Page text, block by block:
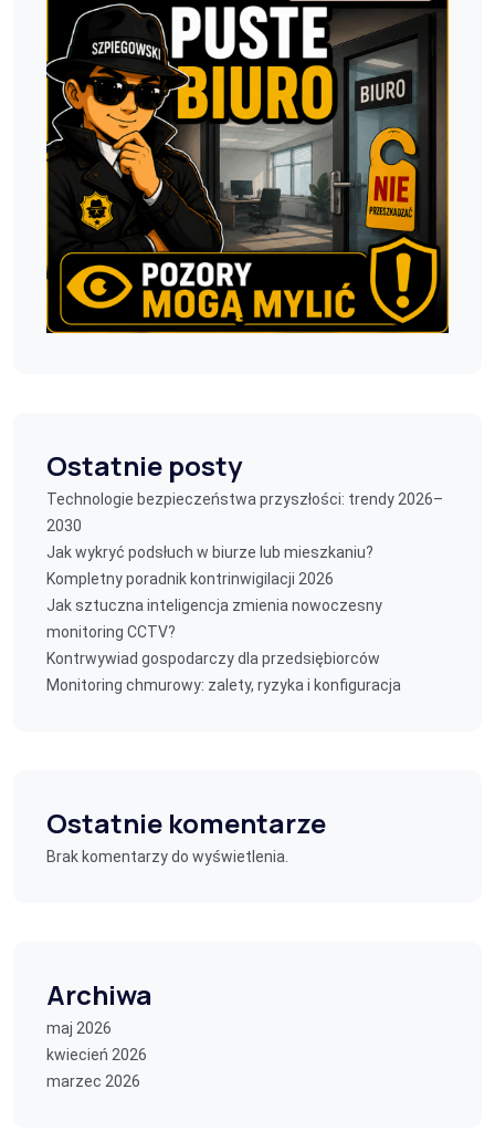
Ostatnie posty
Technologie bezpieczeństwa przyszłości: trendy 2026–
2030
Jak wykryć podsłuch w biurze lub mieszkaniu?
Kompletny poradnik kontrinwigilacji 2026
Jak sztuczna inteligencja zmienia nowoczesny
monitoring CCTV?
Kontrwywiad gospodarczy dla przedsiębiorców
Monitoring chmurowy: zalety, ryzyka i konfiguracja
Ostatnie komentarze
Brak komentarzy do wyświetlenia.
Archiwa
maj 2026
kwiecień 2026
marzec 2026